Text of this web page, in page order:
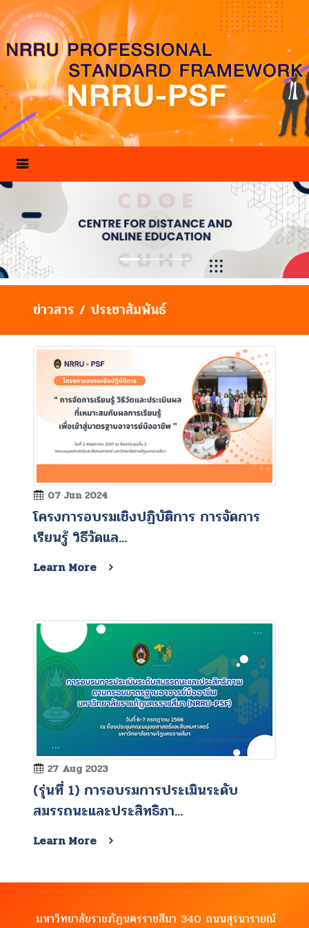
Previous
ข่าวสาร / ประชาสัมพันธ์
07 Jun 2024
โครงการอบรมเชิงปฏิบัติการ การจัดการ
เรียนรู้ วิธีวัดแล...
Learn More
27 Aug 2023
(รุ่นที่ 1) การอบรมการประเมินระดับ
สมรรถนะและประสิทธิภา...
Learn More
มหาวิทยาลัยราชภัฏนครราชสีมา 340 ถนนสุรนารายณ์